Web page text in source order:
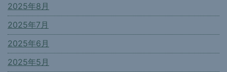
2025年8月
2025年7月
2025年6月
2025年5月